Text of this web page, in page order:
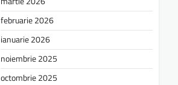
februarie 2026
ianuarie 2026
noiembrie 2025
octombrie 2025